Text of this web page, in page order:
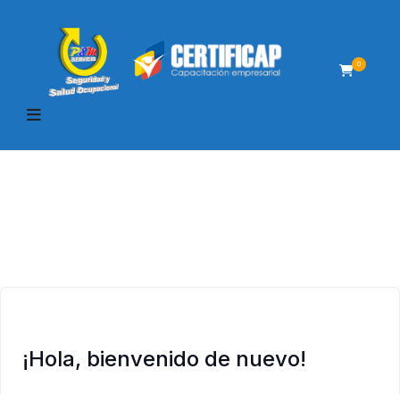
0
¡Hola, bienvenido de nuevo!